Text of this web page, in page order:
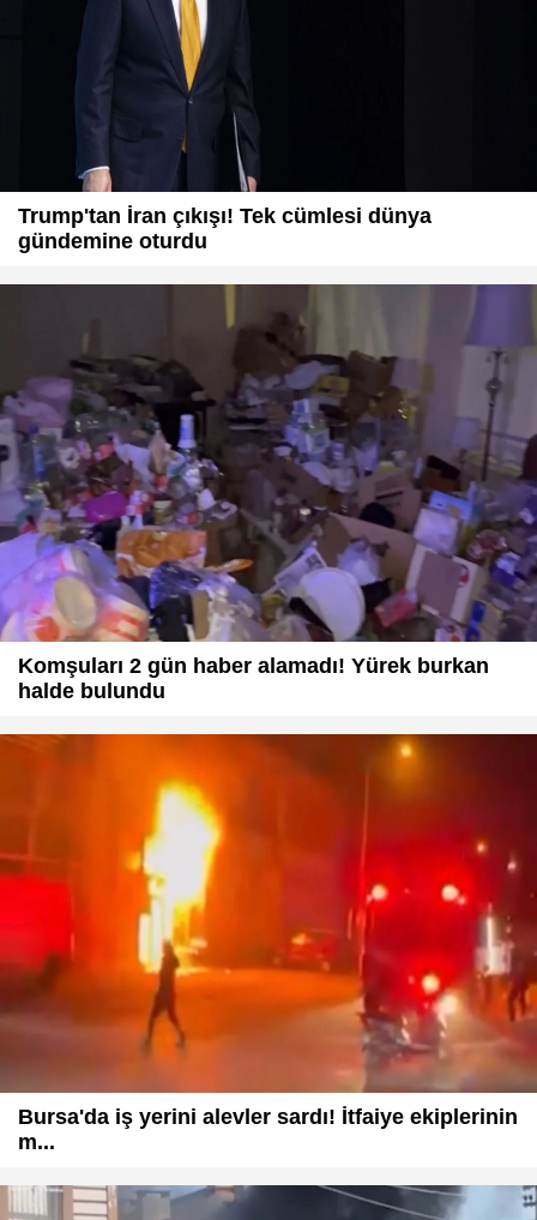
Trump'tan İran çıkışı! Tek cümlesi dünya
gündemine oturdu
Komşuları 2 gün haber alamadı! Yürek burkan
halde bulundu
Bursa'da iş yerini alevler sardı! İtfaiye ekiplerinin
m...